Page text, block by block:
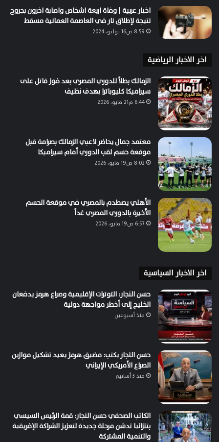
اخبار عربية | وفاة اربعة اشخاص واصابة اخرون بجروح
نتيجة لإطلاق نار في العاصمة العمانية مسقط
8:59 ص16 يوليو، 2024
اخر الاخبار الرياضية
الزمالك بطلاً للدوري المصري بعد فوز قاتل على
سيراميكا كليوباترا بهدف نظيف
6:44 م21 مايو، 2026
معتمد جمال يحاضر لاعبي الزمالك بصرامة قبل
موقعة حسم لقب الدوري أمام سيراميكا
8:02 ص19 مايو، 2026
الأهلي يصطدم بالمصري في موقعة الحسم
الأخيرة بالدوري المصري غداً
6:57 ص19 مايو، 2026
اخر الاخبار السياسية
حسن النجار: التوترات الإقليمية وصراع هرمز يدفعان
الخليج إلى أخطر مواجهة دولية
منذ أسبوعين
حسن النجار يكتب: مضيق هرمز يعيد تشكيل موازين
الصراع الأمريكي الإيراني
منذ 3 أسابيع
الكاتب الصحفي حسن النجار: قمة الرئيس السيسي
بتنزانيا تدشن مرحلة جديدة لتعزيز الشراكة الإفريقية
والتنمية المشتركة